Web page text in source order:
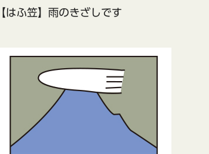
【はふ笠】雨のきざしです